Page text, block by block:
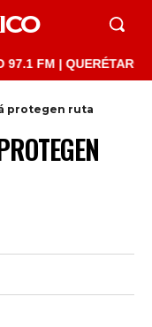
| QUERÉTARO
protegen ruta